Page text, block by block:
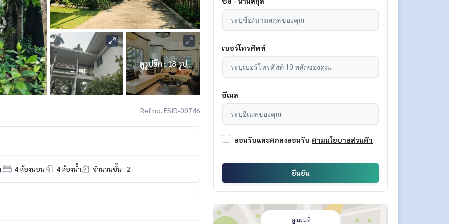
ดูรูปอีก : 18 รูป
Ref no. ESID-00746
4 ห้องนอน 4 ห้องน้ำ จำนวนชั้น : 2
เบอร์โทรศัพท์
อีเมล
ยอมรับและตกลงยอมรับ ตามนโยบายส่วนตัว
ยืนยัน
ดูแผนที่